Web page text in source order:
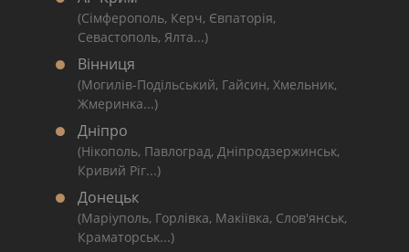
(Сімферополь, Керч, Євпаторія,
Севастополь, Ялта...)
Вінниця
(Могилів-Подільський, Гайсин, Хмельник,
Жмеринка...)
Дніпро
(Нікополь, Павлоград, Дніпродзержинськ,
Кривий Ріг...)
Донецьк
(Маріуполь, Горлівка, Макіївка, Слов'янськ,
Краматорськ...)